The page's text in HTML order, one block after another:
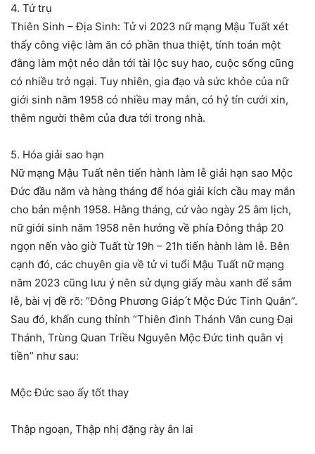
4. Tứ trụ
Thiên Sinh – Địa Sinh: Tử vi 2023 nữ mạng Mậu Tuất xét
thấy công việc làm ăn có phần thua thiệt, tính toán một
đằng làm một nẻo dẫn tới tài lộc suy hao, cuộc sống cũng
có nhiều trở ngại. Tuy nhiên, gia đạo và sức khỏe của nữ
giới sinh năm 1958 có nhiều may mắn, có hỷ tín cưới xin,
thêm người thêm của đưa tới trong nhà.
5. Hóa giải sao hạn
Nữ mạng Mậu Tuất nên tiến hành làm lễ giải hạn sao Mộc
Đức đầu năm và hàng tháng để hóa giải kích cầu may mắn
cho bản mệnh 1958. Hằng tháng, cứ vào ngày 25 âm lịch,
nữ giới sinh năm 1958 nên hướng về phía Đông thắp 20
ngọn nến vào giờ Tuất từ 19h – 21h tiến hành làm lễ. Bên
cạnh đó, các chuyên gia về tử vi tuổi Mậu Tuất nữ mạng
năm 2023 cũng lưu ý nên sử dụng giấy màu xanh để sắm
lễ, bài vị đề rõ: “Đông Phương Giáp ́t Mộc Đức Tinh Quân”.
Sau đó, khấn cung thỉnh “Thiên đình Thánh Vân cung Đại
Thánh, Trùng Quan Triều Nguyên Mộc Đức tinh quân vị
tiền” như sau:
Mộc Đức sao ấy tốt thay
Thập ngoạn, Thập nhị đặng rày ân lai